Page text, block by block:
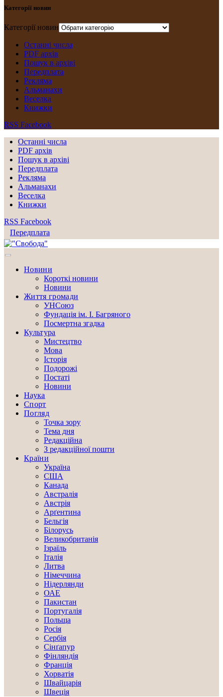
Категорії новин
Категорії новин
Останні числа
PDF архів
Пошук в архіві
Передплата
Рекляма
Альманахи
Веселка
Книжки
RSS Facebook
Останні числа
PDF архів
Пошук в архіві
Передплата
Рекляма
Альманахи
Веселка
Книжки
RSS Facebook
Передплата
Новини
Короткі новини
Новини
Життя громади
УНСоюз
Фундація ім. І. Багряного
Посмертна згадка
Культура
Мистецтво
Мова
Історія
Подорожі
Постаті
Новини
Наука
Спорт
Погляд
Точка зору
Тема дня
Редакційна
З редакційної пошти
Країни
Україна
США
Канада
Австралія
Австрія
Арґентина
Бельгія
Білорусь
Великобританія
Ізраїль
Італія
Литва
Німеччина
Нідерлянди
ОАЕ
Пакистан
Португалія
Польща
Росія
Сербія
Сінґапур
Фінляндія
Франція
Хорватія
Швайцарія
Швеція